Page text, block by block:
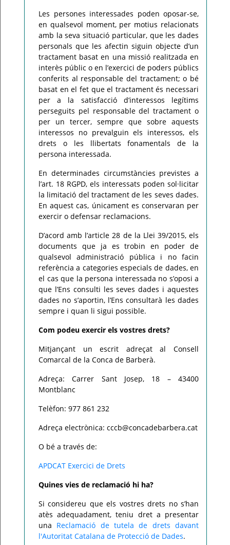
Les persones interessades poden oposar-se,
en qualsevol moment, per motius relacionats
amb la seva situació particular, que les dades
personals que les afectin siguin objecte d’un
tractament basat en una missió realitzada en
interès públic o en l’exercici de poders públics
conferits al responsable del tractament; o bé
basat en el fet que el tractament és necessari
per a la satisfacció d’interessos legítims
perseguits pel responsable del tractament o
per un tercer, sempre que sobre aquests
interessos no prevalguin els interessos, els
drets o les llibertats fonamentals de la
persona interessada.
En determinades circumstàncies previstes a
l’art. 18 RGPD, els interessats poden sol·licitar
la limitació del tractament de les seves dades.
En aquest cas, únicament es conservaran per
exercir o defensar reclamacions.
D’acord amb l’article 28 de la Llei 39/2015, els
documents que ja es trobin en poder de
qualsevol administració pública i no facin
referència a categories especials de dades, en
el cas que la persona interessada no s’oposi a
que l’Ens consulti les seves dades i aquestes
dades no s’aportin, l’Ens consultarà les dades
sempre i quan li sigui possible.
Com podeu exercir els vostres drets?
Mitjançant un escrit adreçat al Consell
Comarcal de la Conca de Barberà.
Adreça: Carrer Sant Josep, 18 – 43400
Montblanc
Telèfon: 977 861 232
Adreça electrònica: cccb@concadebarbera.cat
O bé a través de:
APDCAT Exercici de Drets
Quines vies de reclamació hi ha?
Si considereu que els vostres drets no s’han
atès adequadament, teniu dret a presentar
una Reclamació de tutela de drets davant
l'Autoritat Catalana de Protecció de Dades.